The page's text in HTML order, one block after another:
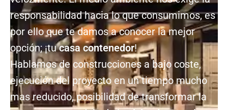
responsabilidad hacia lo que consumimos, es
por ello que te damos a conocer la mejor
opción; ¡tucasa contenedor!
Hablamos de construcciones a bajo coste,
ejecución del proyecto en un tiempo mucho
mas reducido, posibilidad de transformar la